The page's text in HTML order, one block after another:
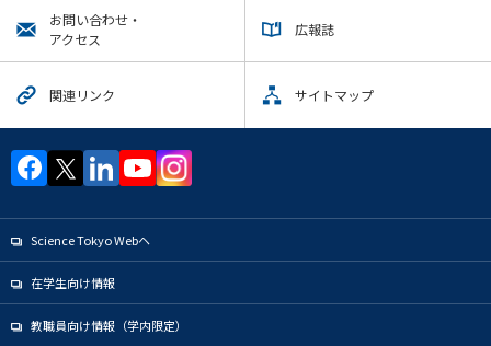
お問い合わせ・
アクセス
広報誌
関連リンク サイトマップ
Science Tokyo Webヘ
在学生向け情報
教職員向け情報（学内限定）